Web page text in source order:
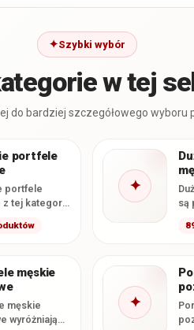
Szybki wybór
w tej
do bardziej szczegółowego wyboru
portfele
portfele
z tej kategorii
ułatwia
✦
są
męskie
męskie
wyróżniają
✦